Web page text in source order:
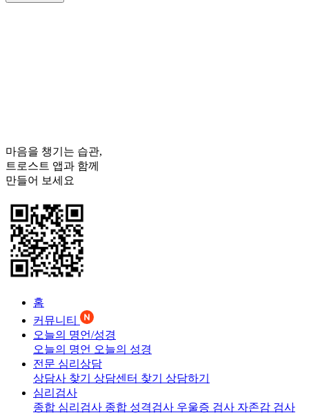
마음을 챙기는 습관,
트로스트 앱과 함께
만들어 보세요
홈
커뮤니티
오늘의 명언/성경
오늘의 명언 오늘의 성경
전문 심리상담
상담사 찾기 상담센터 찾기 상담하기
심리검사
종합 심리검사 종합 성격검사 우울증 검사 자존감 검사